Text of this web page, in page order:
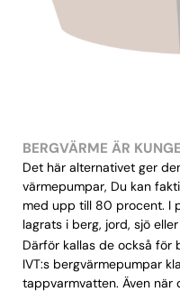
BERGVÄRME ÄR
Det här alternativet ger
värmepumpar, Du kan
med upp till 80 procent. I
lagrats i berg, jord, sjö
Därför kallas de också för
IVT:s bergvärmepumpar
tappvarmvatten. Även när